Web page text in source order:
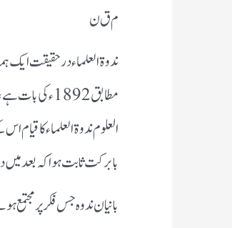
م ق ن
مطابق 1892ء
بابرکت ثابت ہوا کہ بعد
بانیان ندوہ جس فکر پر مجتمع